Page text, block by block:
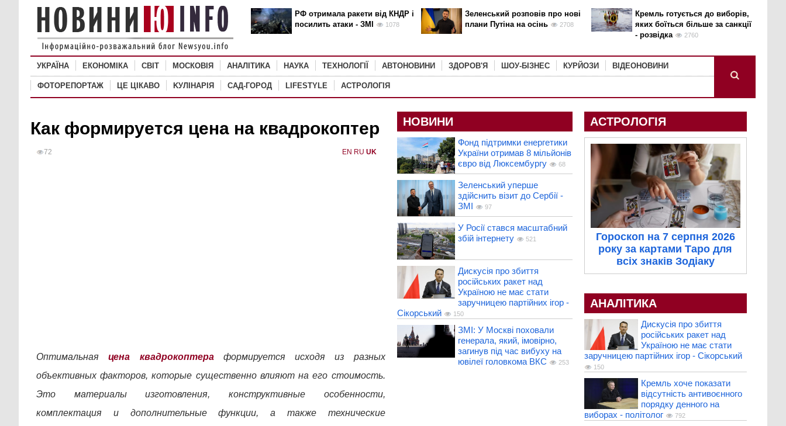
РФ отримала ракети від КНДР і
посилить атаки - ЗМІ
1078
Зеленський розповів про нові
плани Путіна на осінь
2708
Кремль готується до виборів,
яких боїться більше за санкції
- розвідка
2760
УКРАЇНА ЕКОНОМІКА СВІТ MОСКОВІЯ АНАЛІТИКА НАУКА ТЕХНОЛОГІЇ АВТОНОВИНИ ЗДОРОВ'Я ШОУ-БІЗНЕС КУРЙОЗИ ВІДЕОНОВИНИ
ФОТОРЕПОРТАЖ ЦЕ ЦІКАВО KУЛІНАРІЯ САД-ГОРОД LIFESTYLE АСТРОЛОГІЯ
Как формируется цена на квадрокоптер
72 EN RU UK
Оптимальнаяцена квадрокоптераформируется исходя из разных
объективных факторов, которые существенно влияют на его стоимость.
Это материалы изготовления, конструктивные особенности,
комплектация и дополнительные функции, а также технические
НОВИНИ
Фонд підтримки енергетики
України отримав 8 мільйонів
євро від Люксембургу
68
Зеленський уперше
здійснить візит до Сербії -
ЗМІ
97
У Росії стався масштабний
збій інтернету
521
Дискусія про збиття
російських ракет над
Україною не має стати
заручницею партійних ігор -
Сікорський
150
ЗМІ: У Москві поховали
генерала, який, імовірно,
загинув під час вибуху на
ювілеї головкома ВКС
253
АСТРОЛОГІЯ
Гороскоп на 7 серпня 2026
року за картами Таро для
всіх знаків Зодіаку
АНАЛІТИКА
Дискусія про збиття
російських ракет над
Україною не має стати
заручницею партійних ігор - Сікорський
150
Кремль хоче показати
відсутність антивоєнного
порядку денного на
виборах - політолог
792